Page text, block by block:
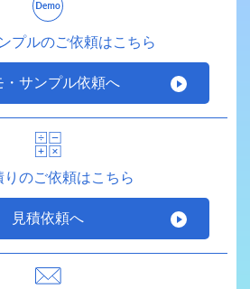
プルのご依頼はこちら
・サンプル依頼へ
りのご依頼はこちら
見積依頼へ